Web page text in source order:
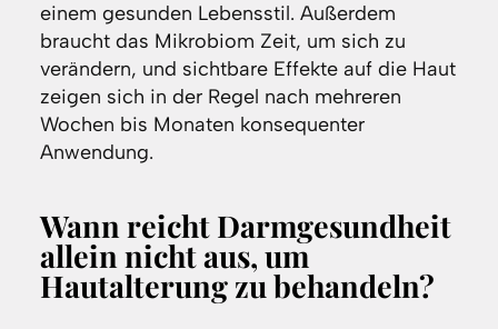
einem gesunden Lebensstil. Außerdem
braucht das Mikrobiom Zeit, um sich zu
verändern, und sichtbare Effekte auf die Haut
zeigen sich in der Regel nach mehreren
Wochen bis Monaten konsequenter
Anwendung.
Wann reicht Darmgesundheit
allein nicht aus, um
Hautalterung zu behandeln?